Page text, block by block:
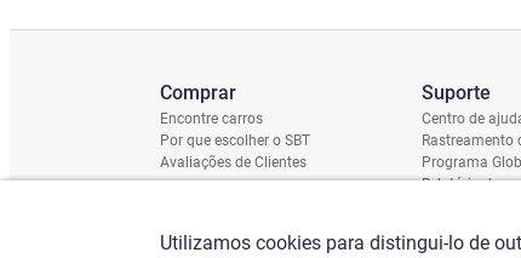
Comprar
Encontre carros
Por que escolher o SBT
Avaliações de Clientes
Suporte
Centro de
Rastreamento
Programa
Relatório de
Utilizamos cookies para distingui-lo de